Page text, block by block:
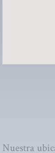
Nuestra